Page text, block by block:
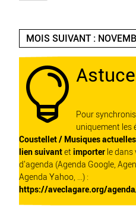
MOIS SUIVANT :
 Astuce
Pour
uniquement les
Coustellet / Musiques actuelles
lien suivantet importer le
d'agenda (Agenda Google,
Agenda Yahoo, ...) :
https://aveclagare.org/